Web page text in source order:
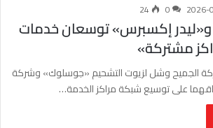
2026-
0
24
إكسبرس» توسعان خدمات
مشتركة»
أعلنت شركة الجميح وشل لزيوت التشحيم «جوسلوك» وشركة
على توسيع شبكة مراكز الخدمة…